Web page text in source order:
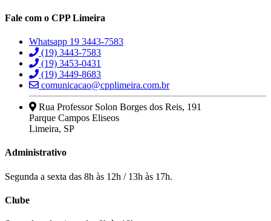
Fale com o CPP Limeira
Whatsapp 19 3443-7583
(19) 3443-7583
(19) 3453-0431
(19) 3449-8683
comunicacao@cpplimeira.com.br
Rua Professor Solon Borges dos Reis, 191
Parque Campos Eliseos
Limeira, SP
Administrativo
Segunda a sexta das 8h às 12h / 13h às 17h.
Clube